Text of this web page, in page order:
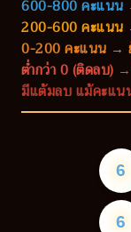
600-800 คะแน
200-600 คะแนน
0-200 คะแนน →
ต่ำกว่า 0 (ติดลบ)
มีแต้มลบ แม้คะแ
6
6